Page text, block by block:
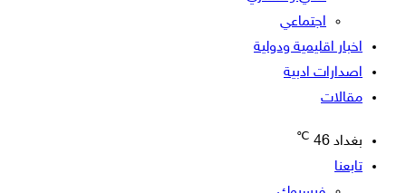
اجتماعي
اخبار اقليمية ودولية
اصدارات ادبية
مقالات
بغداد 46
℃
تابعنا